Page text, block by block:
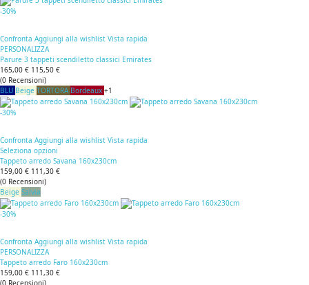
-30%
Confronta Aggiungi alla wishlist Vista rapida
PERSONALIZZA
Parure 3 tappeti scendiletto classici Emirates
165,00 € 115,50 €
(0 Recensioni)
BLU Beige TORTORA Bordeaux +1
-30%
Confronta Aggiungi alla wishlist Vista rapida
Seleziona opzioni
Tappeto arredo Savana 160x230cm
159,00 € 111,30 €
(0 Recensioni)
Beige Salvia
-30%
Confronta Aggiungi alla wishlist Vista rapida
PERSONALIZZA
Tappeto arredo Faro 160x230cm
159,00 € 111,30 €
(0 Recensioni)